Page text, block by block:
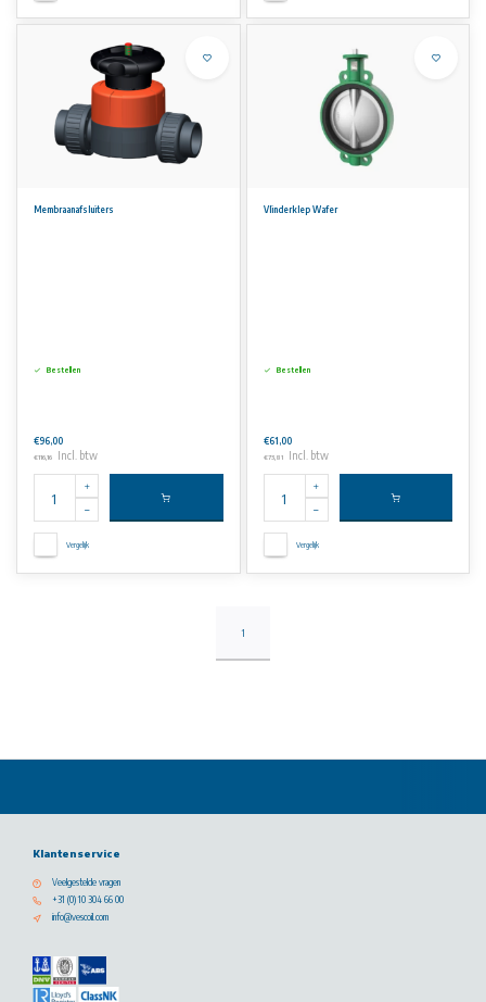
Membraanafsluiters
Bestellen
€96,00
€116,16 Incl. btw
Vergelijk
Vlinderklep Wafer
Bestellen
€61,00
€73,81 Incl. btw
Vergelijk
1
Klantenservice
Veelgestelde vragen
+31 (0) 10 304 66 00
info@vescoil.com